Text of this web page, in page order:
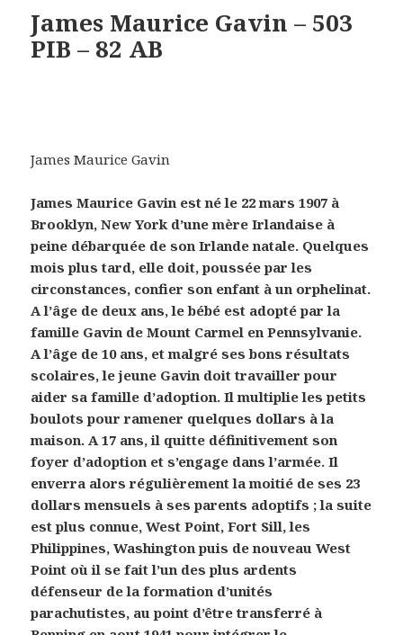
James Maurice Gavin – 503
PIB – 82 AB
James Maurice Gavin
James Maurice Gavin est né le 22 mars 1907 à
Brooklyn, New York d’une mère Irlandaise à
peine débarquée de son Irlande natale. Quelques
mois plus tard, elle doit, poussée par les
circonstances, confier son enfant à un orphelinat.
A l’âge de deux ans, le bébé est adopté par la
famille Gavin de Mount Carmel en Pennsylvanie.
A l’âge de 10 ans, et malgré ses bons résultats
scolaires, le jeune Gavin doit travailler pour
aider sa famille d’adoption. Il multiplie les petits
boulots pour ramener quelques dollars à la
maison. A 17 ans, il quitte définitivement son
foyer d’adoption et s’engage dans l’armée. Il
enverra alors régulièrement la moitié de ses 23
dollars mensuels à ses parents adoptifs ; la suite
est plus connue, West Point, Fort Sill, les
Philippines, Washington puis de nouveau West
Point où il se fait l’un des plus ardents
défenseur de la formation d’unités
parachutistes, au point d’être transferré à